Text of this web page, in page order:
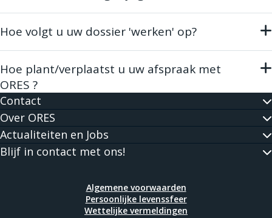
Hoe volgt u uw dossier 'werken' op?
.
Hoe plant/verplaatst u uw afspraak met
ORES ?
Om het in- of uit dienst nemen van bestaande meters te
plannen, contacteert u ons op het nummer
078/15.78.01 .
Om een afspraak in het kader van werken te plannen of te
verplaatsen, neemt u rechtstreeks contact op met uw
Contact
Over ORES
Actualiteiten en Jobs
Blijf in contact met ons!
Algemene voorwaarden
Persoonlijke levenssfeer
Wettelijke vermeldingen